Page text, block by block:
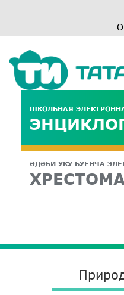
О
ШКОЛЬНАЯ
ӘДӘБИ УКУ БУЕНЧА